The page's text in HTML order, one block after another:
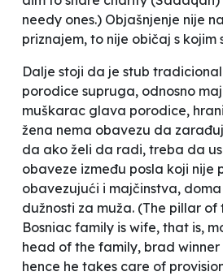
needy ones.) Objašnjenje nije
priznajem, to nije običaj s kojim
Dalje stoji da je stub
porodice supruga, odnosno
muškarac glava porodice,
žena nema obavezu da
da ako želi da radi, treba da
obaveze između posla koji nije
obavezujući i majčinstva,
dužnosti za muža. (The pillar
Bosniac family is wife, that is,
head of the family, brad
hence he takes care of